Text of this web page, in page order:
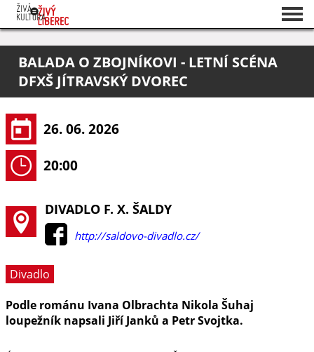
O projektu
Pořadatelé
BALADA O ZBOJNÍKOVI - LETNÍ SCÉNA
DFXŠ JÍTRAVSKÝ DVOREC
26. 06. 2026
20:00
DIVADLO F. X. ŠALDY
http://saldovo-divadlo.cz/
Divadlo
Podle románu Ivana Olbrachta Nikola Šuhaj
loupežník napsali Jiří Janků a Petr Svojtka.